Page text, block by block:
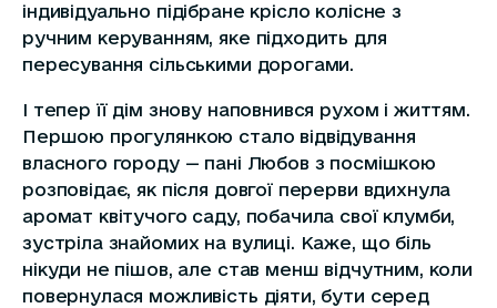
індивідуально підібране крісло колісне з
ручним керуванням, яке підходить для
пересування сільськими дорогами.
І тепер її дім знову наповнився рухом і життям.
Першою прогулянкою стало відвідування
власного городу — пані Любов з посмішкою
розповідає, як після довгої перерви вдихнула
аромат квітучого саду, побачила свої клумби,
зустріла знайомих на вулиці. Каже, що біль
нікуди не пішов, але став менш відчутним, коли
повернулася можливість діяти, бути серед